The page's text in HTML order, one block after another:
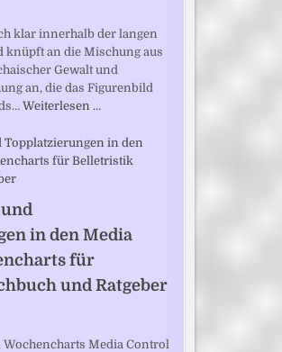
klar innerhalb der langen
knüpft an die Mischung aus
Gewalt und
an, die das Figurenbild
Weiterlesen …
in den Media
für
und Ratgeber
Media Control